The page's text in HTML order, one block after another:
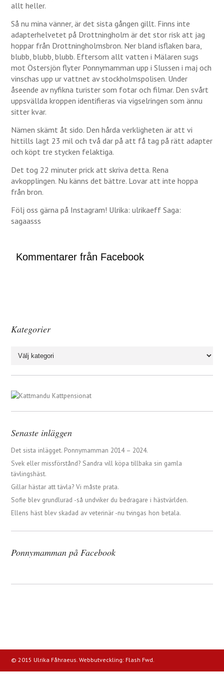
allt heller.
Så nu mina vänner, är det sista gången gillt. Finns inte
adapterhelvetet på Drottningholm är det stor risk att jag
hoppar från Drottningholmsbron. Ner bland isflaken bara,
blubb, blubb, blubb. Eftersom allt vatten i Mälaren sugs
mot Östersjön flyter Ponnymamman upp i Slussen i maj och
vinschas upp ur vattnet av stockholmspolisen. Under
åseende av nyfikna turister som fotar och filmar. Den svårt
uppsvällda kroppen identifieras via vigselringen som ännu
sitter kvar.
Nämen skämt åt sido. Den hårda verkligheten är att vi
hittills lagt 23 mil och två dar på att få tag på rätt adapter
och köpt tre stycken felaktiga.
Det tog 22 minuter prick att skriva detta. Rena
avkopplingen. Nu känns det bättre. Lovar att inte hoppa
från bron.
Följ oss gärna på Instagram! Ulrika: ulrikaeff Saga:
sagaasss
Kommentarer från Facebook
Kategorier
Senaste inläggen
Det sista inlägget. Ponnymamman 2014 – 2024.
Svek eller missförstånd? Sandra vill köpa tillbaka sin gamla
tävlingshäst.
Gillar hästar att tävla? Vi måste prata.
Sofie blev grundlurad -så undviker du bedragare i hästvärlden.
Ellens häst blev skadad av veterinär -nu tvingas hon betala.
Ponnymamman på Facebook
© 2015 Ulrika Fåhraeus. Webbutveckling: Flash Fwd.